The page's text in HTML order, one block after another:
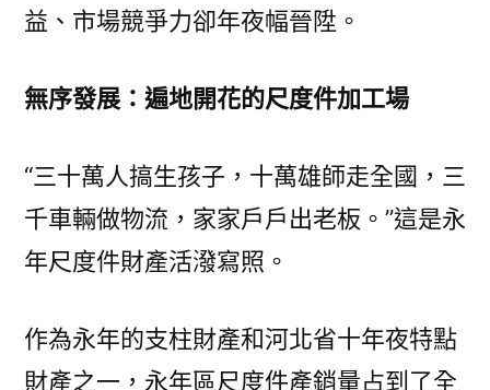
國
成
長
門
益、市場競爭力卻年夜幅晉陞。
無序發展：遍地開花的尺度件加工場
“三十萬人搞生孩子，十萬雄師走全國，三
千車輛做物流，家家戶戶出老板。”這是永
年尺度件財產活潑寫照。
作為永年的支柱財產和河北省十年夜特點
財產之一，永年區尺度件產銷量占到了全